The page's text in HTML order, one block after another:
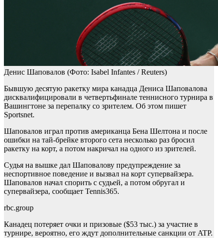
Денис Шаповалов (Фото: Isabel Infantes / Reuters)
Бывшую десятую ракетку мира канадца Дениса Шаповалова
дисквалифицировали в четвертьфинале теннисного турнира в
Вашингтоне за перепалку со зрителем. Об этом пишет
Sportsnet.
Шаповалов играл против американца Бена Шелтона и после
ошибки на тай-брейке второго сета несколько раз бросил
ракетку на корт, а потом накричал на одного из зрителей.
Судья на вышке дал Шаповалову предупреждение за
неспортивное поведение и вызвал на корт супервайзера.
Шаповалов начал спорить с судьей, а потом обругал и
супервайзера, сообщает Tennis365.
rbc.group
Канадец потеряет очки и призовые ($53 тыс.) за участие в
турнире, вероятно, его ждут дополнительные санкции от ATP.